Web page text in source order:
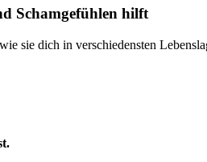
Schamgefühlen hilft
sie dich in verschiedensten